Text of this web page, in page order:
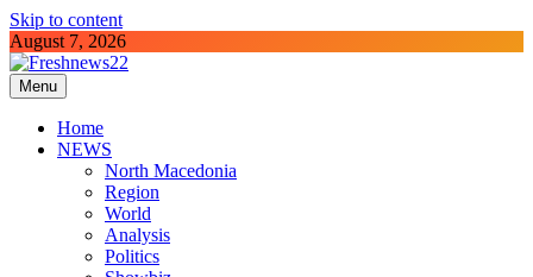
Skip to content
August 7, 2026
Freshnews22
Best News Website in North Macedonia
Menu
Home
NEWS
North Macedonia
Region
World
Analysis
Politics